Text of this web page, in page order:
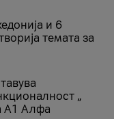
и 6
темата за
„
А1 Алфа